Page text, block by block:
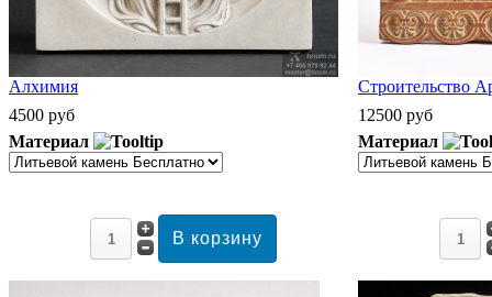
Алхимия
4500 руб
Материал
Строительство
12500 руб
Материал